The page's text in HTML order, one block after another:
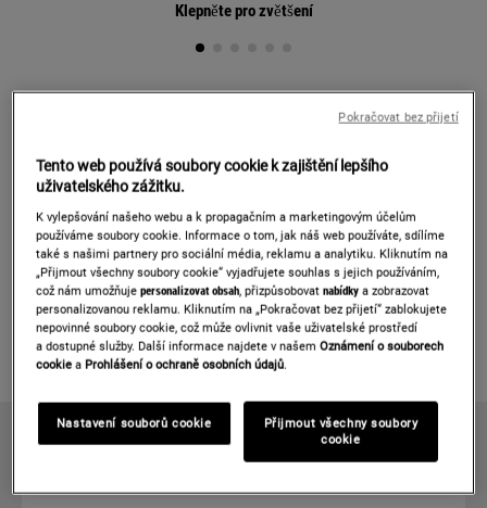
Klepněte pro zvětšení
Detaily produktu
Informačním listem výrobku
Prodloužená záruka 5 let na motor
TECHNICKÁ SPECIFIKACE
Tento web používá soubory cookie k zajištění lepšího
uživatelského zážitku.
K vylepšování našeho webu a k propagačním a marketingovým účelům
používáme soubory cookie. Informace o tom, jak náš web používáte, sdílíme
také s našimi partnery pro sociální média, reklamu a analytiku. Kliknutím na
„Přijmout všechny soubory cookie“ vyjadřujete souhlas s jejich používáním,
což nám umožňujepersonalizovat obsah, přizpůsobovatnabídky a zobrazovat
personalizovanou reklamu. Kliknutím na „Pokračovat bez přijetí“ zablokujete
nepovinné soubory cookie, což může ovlivnit vaše uživatelské prostředí
a dostupné služby. Další informace najdete v našemOznámení o souborech
cookie a Prohlášení o ochraně osobních údajů.
Nastavení souborů cookie
Přijmout všechny soubory
cookie
Pokračovat bez přijetí